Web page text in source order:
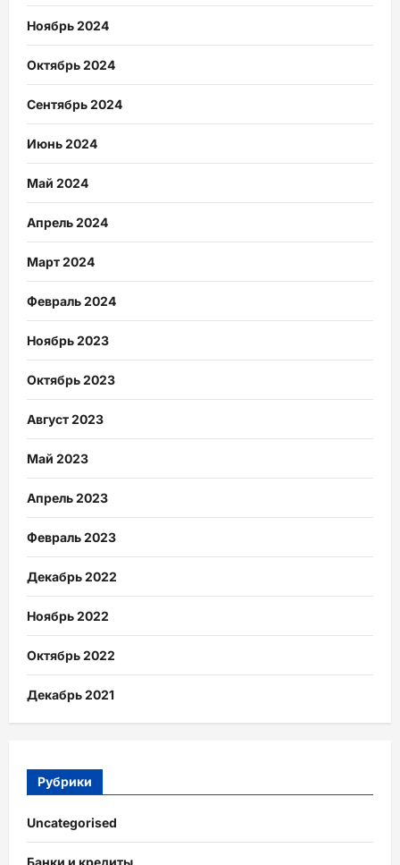
Ноябрь 2024
Октябрь 2024
Сентябрь 2024
Июнь 2024
Май 2024
Апрель 2024
Март 2024
Февраль 2024
Ноябрь 2023
Октябрь 2023
Август 2023
Май 2023
Апрель 2023
Февраль 2023
Декабрь 2022
Ноябрь 2022
Октябрь 2022
Декабрь 2021
Рубрики
Uncategorised
Банки и кредиты